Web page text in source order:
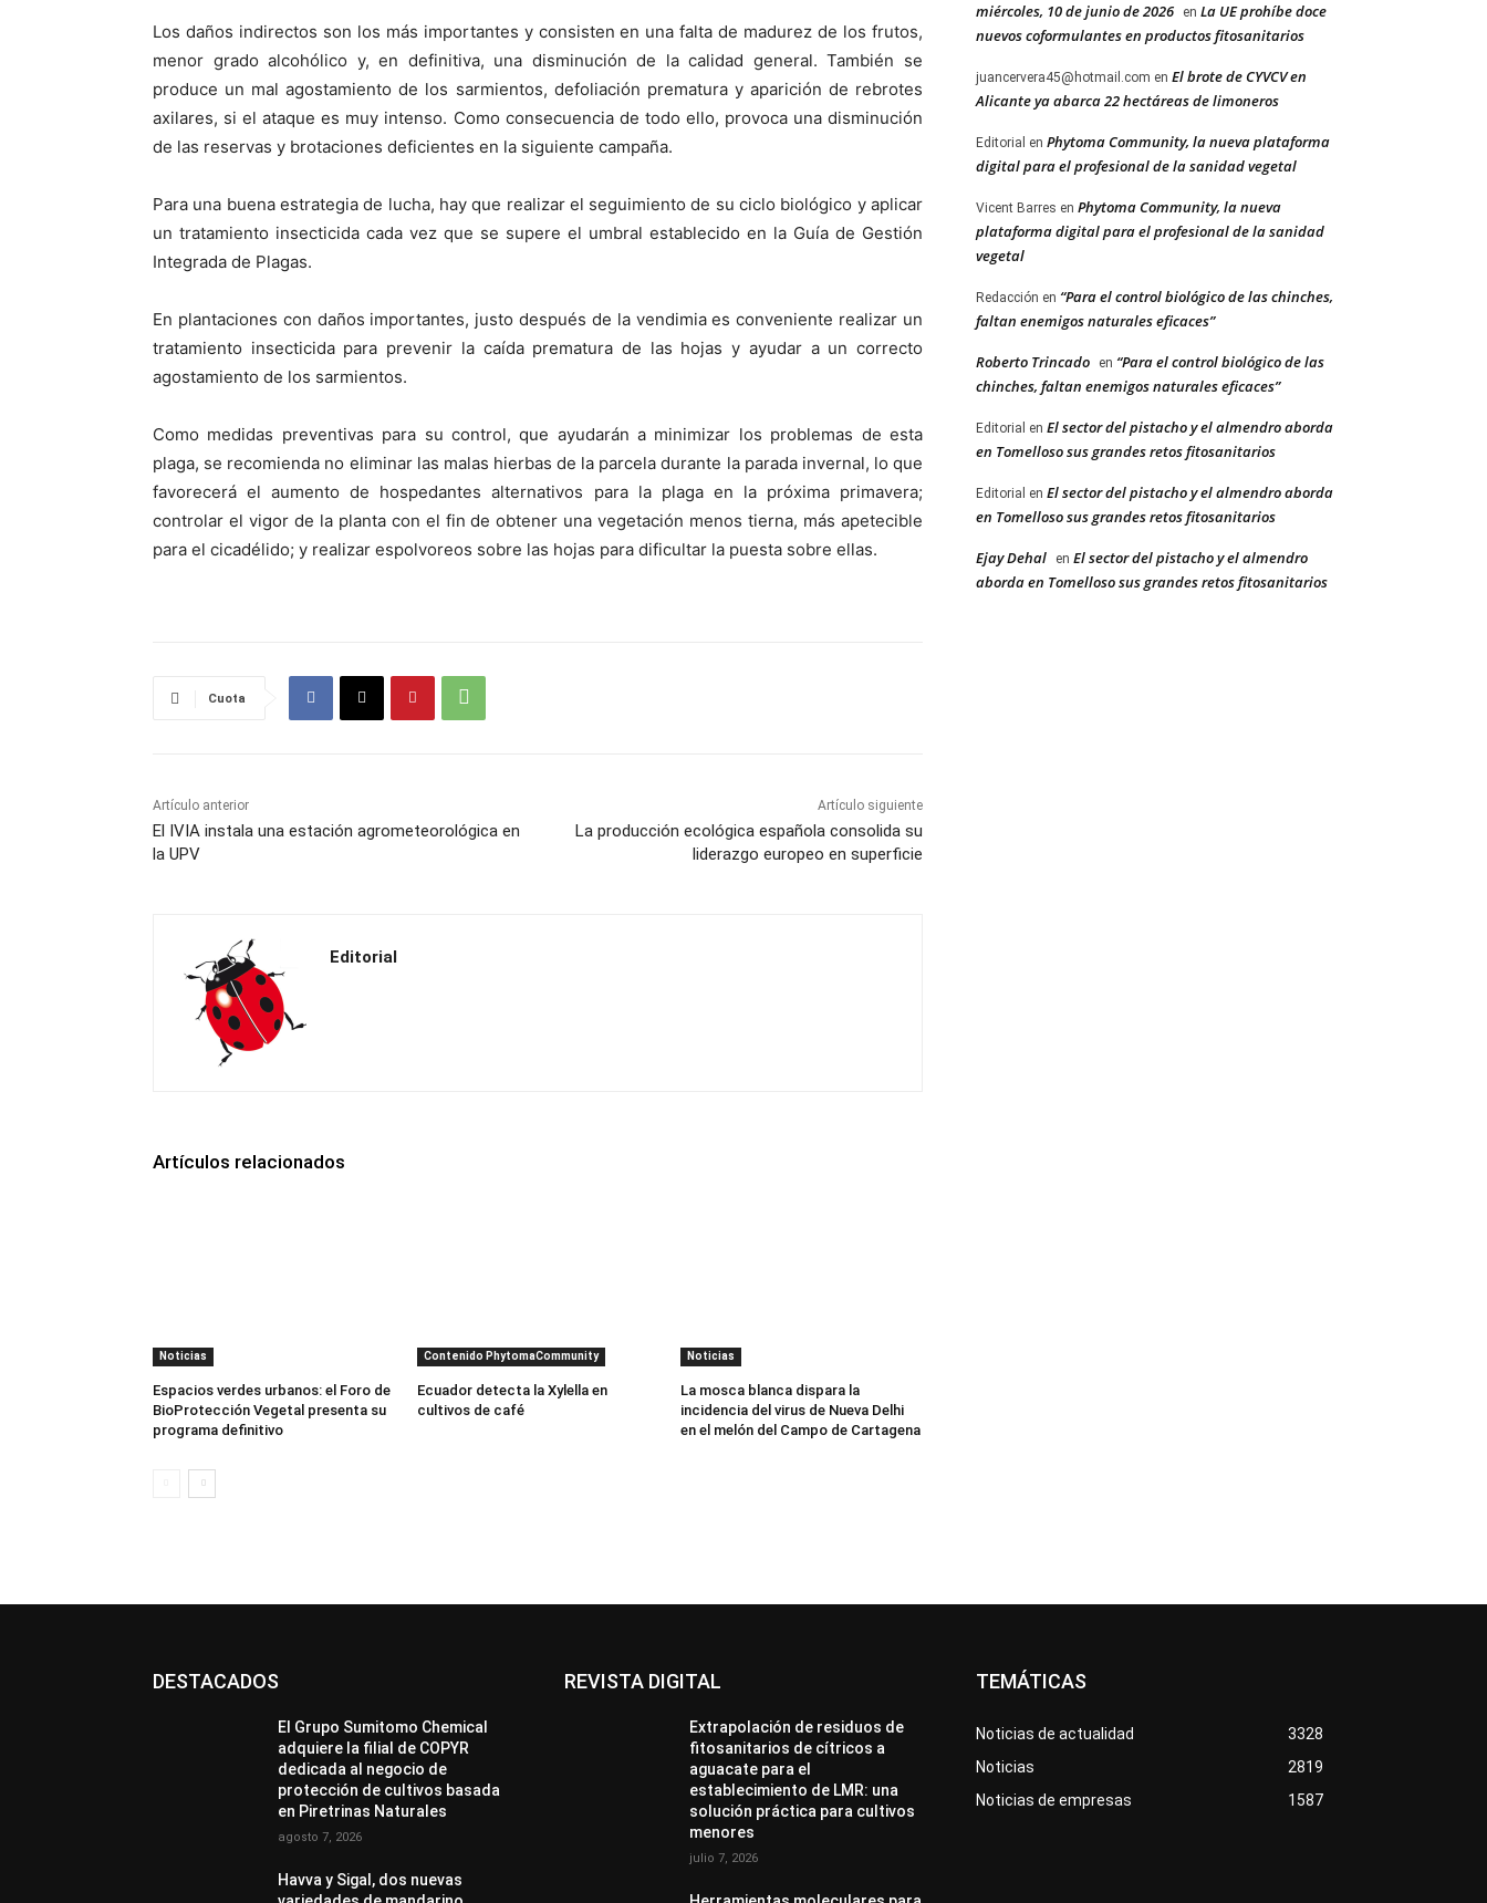
Los daños indirectos son los más importantes y consisten en una falta de madurez de los frutos,
menor grado alcohólico y, en definitiva, una disminución de la calidad general. También se
produce un mal agostamiento de los sarmientos, defoliación prematura y aparición de rebrotes
axilares, si el ataque es muy intenso. Como consecuencia de todo ello, provoca una disminución
de las reservas y brotaciones deficientes en la siguiente campaña.
Para una buena estrategia de lucha, hay que realizar el seguimiento de su ciclo biológico y aplicar
un tratamiento insecticida cada vez que se supere el umbral establecido en la Guía de Gestión
Integrada de Plagas.
En plantaciones con daños importantes, justo después de la vendimia es conveniente realizar un
tratamiento insecticida para prevenir la caída prematura de las hojas y ayudar a un correcto
agostamiento de los sarmientos.
Como medidas preventivas para su control, que ayudarán a minimizar los problemas de esta
plaga, se recomienda no eliminar las malas hierbas de la parcela durante la parada invernal, lo que
favorecerá el aumento de hospedantes alternativos para la plaga en la próxima primavera;
controlar el vigor de la planta con el fin de obtener una vegetación menos tierna, más apetecible
para el cicadélido; y realizar espolvoreos sobre las hojas para dificultar la puesta sobre ellas.
Cuota
Artículo anterior
El IVIA instala una estación agrometeorológica en
la UPV
Artículo siguiente
La producción ecológica española consolida su
liderazgo europeo en superficie
Editorial
Artículos relacionados
Noticias
Espacios verdes urbanos: el Foro de
BioProtección Vegetal presenta su
programa definitivo
Contenido PhytomaCommunity
Ecuador detecta la Xylella en
cultivos de café
Noticias
La mosca blanca dispara la
incidencia del virus de Nueva Delhi
en el melón del Campo de Cartagena
miércoles, 10 de junio de 2026 en La UE prohíbe doce
nuevos coformulantes en productos fitosanitarios
juancervera45@hotmail.com en El brote de CYVCV en
Alicante ya abarca 22 hectáreas de limoneros
Editorial en Phytoma Community, la nueva plataforma
digital para el profesional de la sanidad vegetal
Vicent Barres en Phytoma Community, la nueva
plataforma digital para el profesional de la sanidad
vegetal
Redacción en “Para el control biológico de las chinches,
faltan enemigos naturales eficaces”
Roberto Trincado en “Para el control biológico de las
chinches, faltan enemigos naturales eficaces”
Editorial en El sector del pistacho y el almendro aborda
en Tomelloso sus grandes retos fitosanitarios
Editorial en El sector del pistacho y el almendro aborda
en Tomelloso sus grandes retos fitosanitarios
Ejay Dehal en El sector del pistacho y el almendro
aborda en Tomelloso sus grandes retos fitosanitarios
DESTACADOS
El Grupo Sumitomo Chemical
adquiere la filial de COPYR
dedicada al negocio de
protección de cultivos basada
en Piretrinas Naturales
agosto 7, 2026
Havva y Sigal, dos nuevas
REVISTA DIGITAL
Extrapolación de residuos de
fitosanitarios de cítricos a
aguacate para el
establecimiento de LMR: una
solución práctica para cultivos
menores
julio 7, 2026
TEMÁTICAS
Noticias de actualidad
3328
Noticias
2819
Noticias de empresas
1587